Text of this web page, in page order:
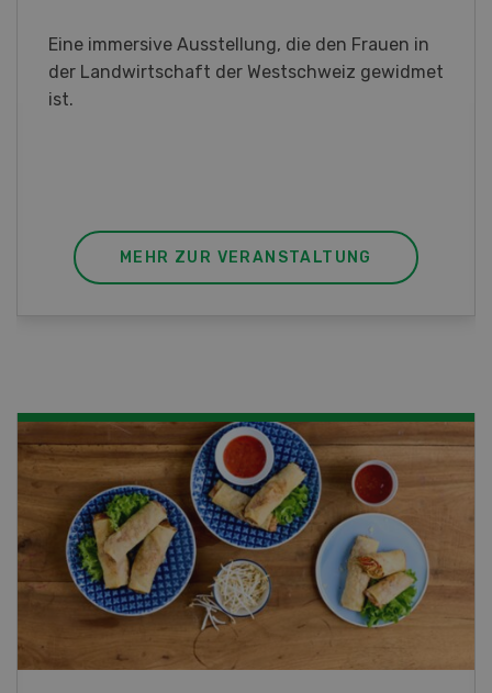
Sind Sie in der Fischzucht tätig oder
interessieren Sie sich für das Thema? In
diesem Fall ist unser FBA-Weiterbildungskurs
MEHR ZUR VERANSTALTUNG